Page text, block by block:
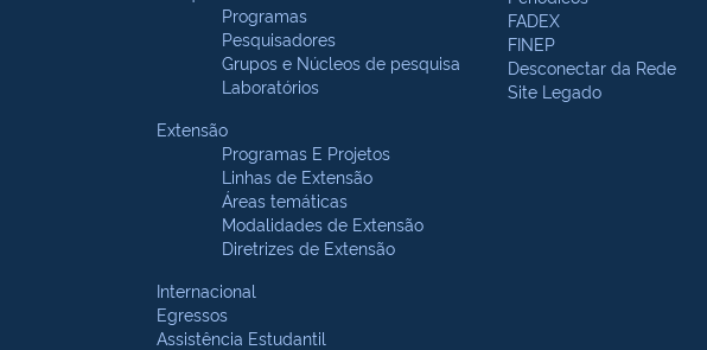
Programas
Pesquisadores
Grupos e Núcleos de pesquisa
Laboratórios
Extensão
Programas E Projetos
Linhas de Extensão
Áreas temáticas
Modalidades de Extensão
Diretrizes de Extensão
Internacional
Egressos
Assistência Estudantil
FADEX
FINEP
Desconectar da Rede
Site Legado